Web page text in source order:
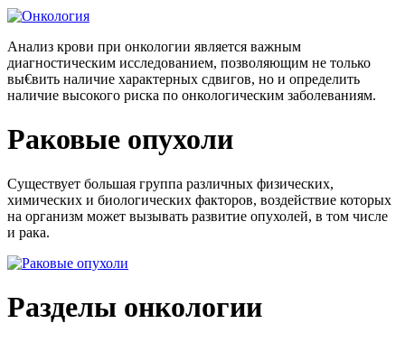
Анализ крови при онкологии является важным
диагностическим исследованием, позволяющим не только
вы€вить наличие характерных сдвигов, но и определить
наличие высокого риска по онкологическим заболеваниям.
Раковые опухоли
Существует большая группа различных физических,
химических и биологических факторов, воздействие которых
на организм может вызывать развитие опухолей, в том числе
и рака.
Разделы онкологии